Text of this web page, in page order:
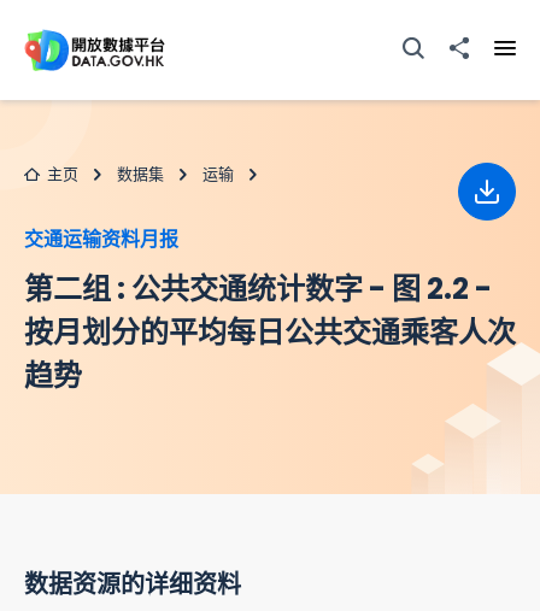
打开搜寻器分享至
主页 数据集 运输
交通运输资料月报
第二组 : 公共交通统计数字 - 图 2.2 -
按月划分的平均每日公共交通乘客人次
趋势
下载
数据资源的详细资料